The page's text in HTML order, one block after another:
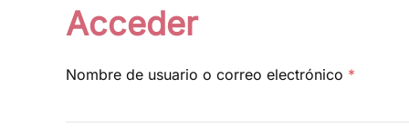
Acceder
Nombre de usuario o correo electrónico *